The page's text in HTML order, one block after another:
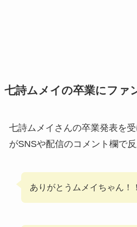
七詩ムメイの卒業にファ
七詩ムメイさんの卒業発表を
がSNSや配信のコメント欄で反
ありがとうムメイちゃん！！